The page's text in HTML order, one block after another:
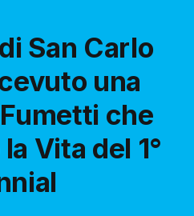
San Carlo
una
che
Vita del 1°